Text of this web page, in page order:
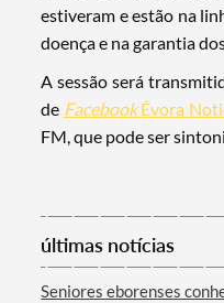
Termo de Pesquisa
Categorias gerais
estiveram e estão na
doença e na garantia
A sessão será
de FacebookÉvora
FM, que pode ser
últimas notícias
Seniores eborenses